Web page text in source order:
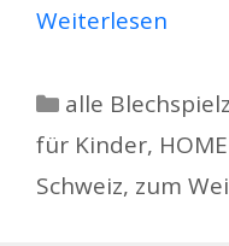
Weiterlesen
Kategorien
alle
für Kinder,
Schweiz, zum